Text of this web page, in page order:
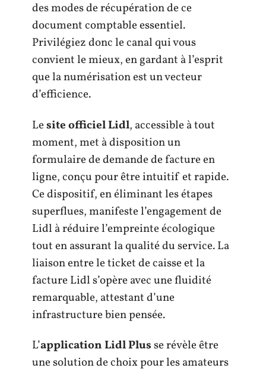
des modes de récupération de ce
document comptable essentiel.
Privilégiez donc le canal qui vous
convient le mieux, en gardant à l’esprit
que la numérisation est un vecteur
d’efficience.
Lesite officiel Lidl, accessible à tout
moment, met à disposition un
formulaire de demande de facture en
ligne, conçu pour être intuitif et rapide.
Ce dispositif, en éliminant les étapes
superflues, manifeste l’engagement de
Lidl à réduire l’empreinte écologique
tout en assurant la qualité du service. La
liaison entre le ticket de caisse et la
facture Lidl s’opère avec une fluidité
remarquable, attestant d’une
infrastructure bien pensée.
L’application Lidl Plusse révèle être
une solution de choix pour les amateurs